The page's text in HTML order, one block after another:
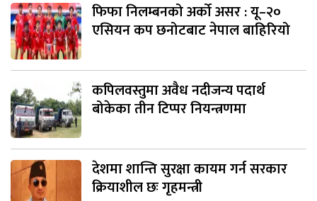
फिफा निलम्बनको अर्को असर : यू–२०
एसियन कप छनोटबाट नेपाल बाहिरियो
कपिलवस्तुमा अवैध नदीजन्य पदार्थ
बोकेका तीन टिप्पर नियन्त्रणमा
देशमा शान्ति सुरक्षा कायम गर्न सरकार
क्रियाशील छः गृहमन्त्री